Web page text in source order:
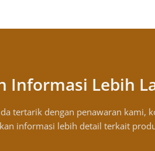
Informasi Lebih
tertarik dengan penawaran kami,
informasi lebih detail terkait